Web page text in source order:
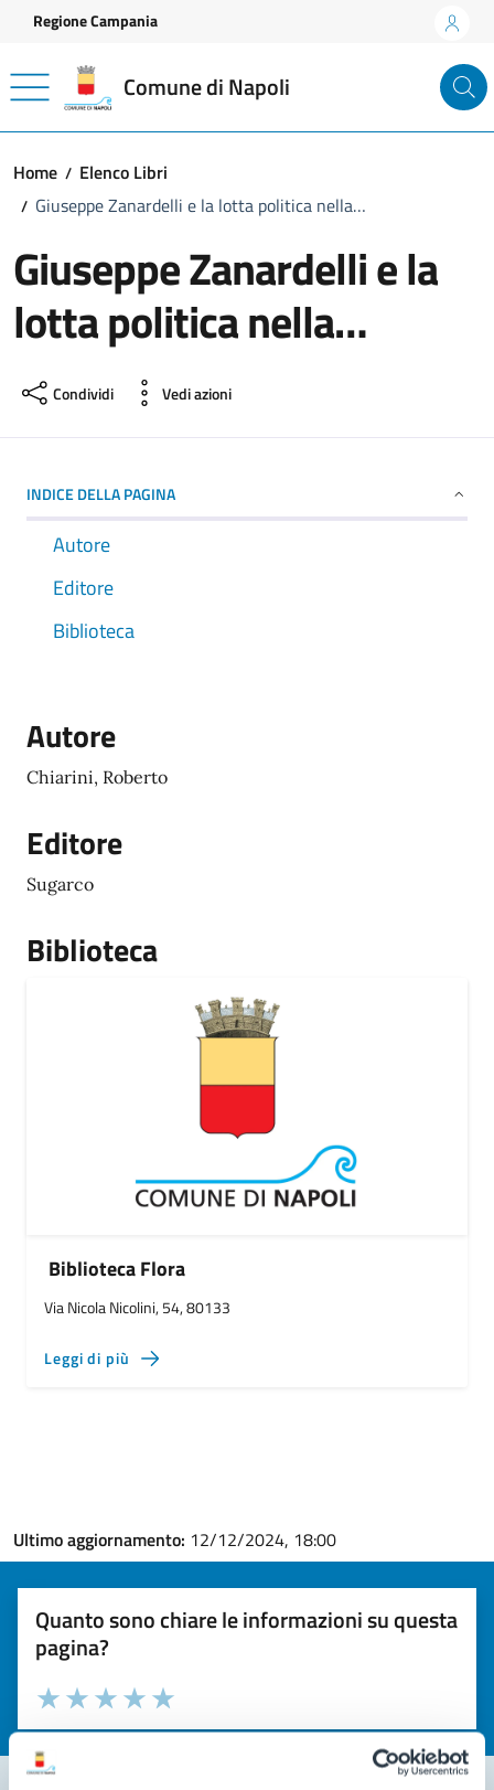
Vai ai contenuti
Vai al footer
Regione Campania
Comune di Napoli
Home
Elenco Libri
Giuseppe Zanardelli e la lotta politica nella…
Giuseppe Zanardelli e la
lotta politica nella…
Condividi Vedi azioni
INDICE DELLA PAGINA
Autore
Editore
Biblioteca
Autore
Chiarini, Roberto
Editore
Sugarco
Biblioteca
Biblioteca Flora
Via Nicola Nicolini, 54, 80133
Leggi di più
Ultimo aggiornamento: 12/12/2024, 18:00
Quanto sono chiare le informazioni su questa
pagina?
Valuta la chiarezza delle informazioni (da 1 a 5 stelle)
Seleziona il numero di stelle per valutare la chiarezza delle
Valuta 5 stelle su 5
Valuta 4 stelle su 5
Valuta 3 stelle su 5
Valuta 2 stelle su 5
Valuta 1 stelle su 5